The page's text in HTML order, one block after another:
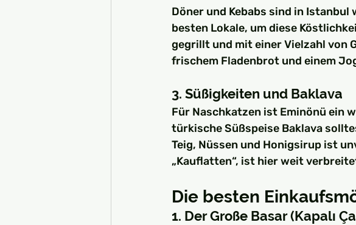
Döner und Kebabs sind in
besten Lokale, um diese
gegrillt und mit einer Vielzahl von
frischem Fladenbrot und einem
3. Süßigkeiten und Baklava
Für Naschkatzen ist Eminönü ein
türkische Süßspeise Baklava
Teig, Nüssen und Honigsirup ist
„Kauflatten“, ist hier weit
Die besten
1. Der Große Basar (Kapalı